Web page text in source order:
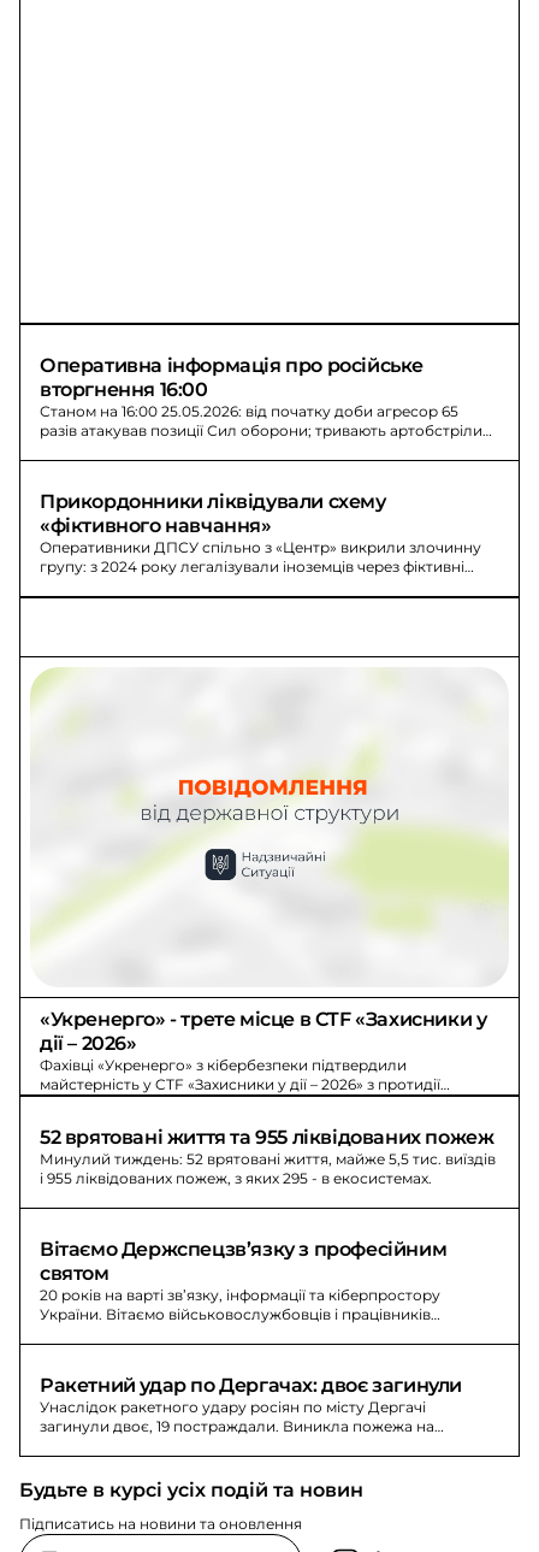
Оперативна інформація про російське
вторгнення 16:00
Станом на 16:00 25.05.2026: від початку доби агресор 65
разів атакував позиції Сил оборони; тривають артобстріли
Прикордонники ліквідували схему
«фіктивного навчання»
Оперативники ДПСУ спільно з «Центр» викрили злочинну
групу: з 2024 року легалізували іноземців через фіктивні
«Укренерго» - трете місце в CTF «Захисники у
дії – 2026»
Фахівці «Укренерго» з кібербезпеки підтвердили
майстерність у CTF «Захисники у дії – 2026» з протидії
кіберзагрозам: перші місця на етапах і третє у фіналі.
52 врятовані життя та 955 ліквідованих пожеж
Минулий тиждень: 52 врятовані життя, майже 5,5 тис. виїздів
і 955 ліквідованих пожеж, з яких 295 - в екосистемах.
Вітаємо Держспецзв’язку з професійним
святом
20 років на варті зв’язку, інформації та кіберпростору
України. Вітаємо військовослужбовців і працівників
Ракетний удар по Дергачах: двоє загинули
Унаслідок ракетного удару росіян по місту Дергачі
загинули двоє, 19 постраждали. Виникла пожежа на
Будьте в курсі усіх подій та новин
Підписатись на новини та оновлення